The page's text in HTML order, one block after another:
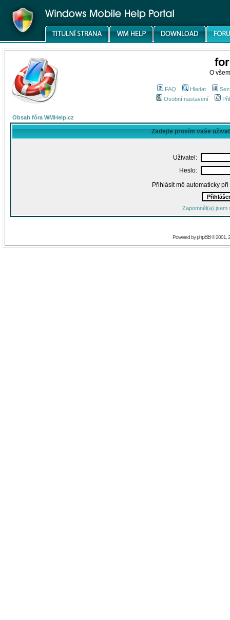
O
FAQ Hledat
Osobní nastavení
Obsah fóra WMHelp.cz
Zadejte prosím vaše
Uživatel:
Heslo:
Přihlásit mě automaticky
Zapomněl(a) jsem
Powered byphpBB© 2001,